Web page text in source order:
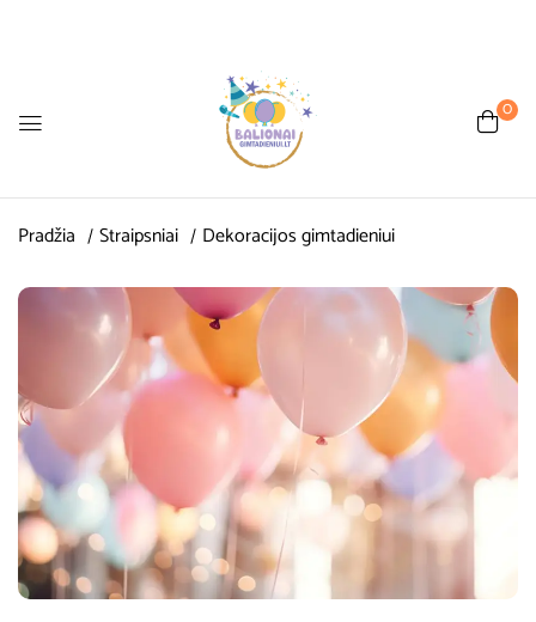
0
Pradžia Straipsniai Dekoracijos gimtadieniui